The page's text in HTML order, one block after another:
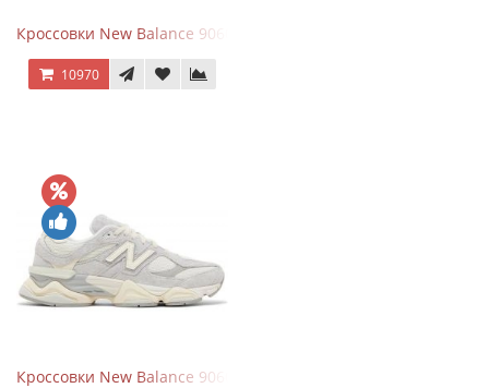
Кроссовки New Balance 9060 x Joe Freshgoods Dark Grey
10970
Кроссовки New Balance 9060 Quartz Grey